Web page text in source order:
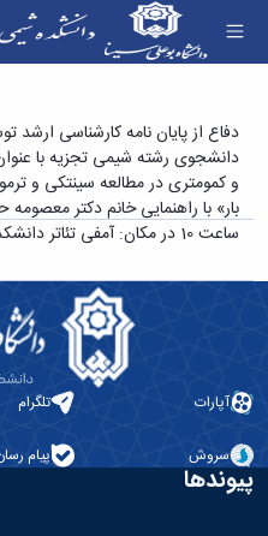
دفاع از پایان نامه
و علوم نفت
دفاع از پایان نامه کارشناسی
و کمومتری در مطالعه سینتکی و
ساعت 10 در مکان: آمفی تئاتر دانشکده شیمی انجام خواهد شد.
آپارات تلگرام
سروش پیام
پیوندها